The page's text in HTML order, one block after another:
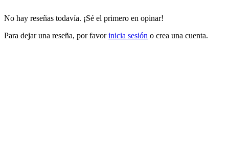
No hay reseñas todavía. ¡Sé el primero en opinar!
Para dejar una reseña, por favorinicia sesión o crea una cuenta.